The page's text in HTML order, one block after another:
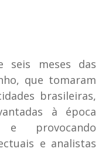
seis meses das
que tomaram
brasileiras,
à época
e provocando
e analistas